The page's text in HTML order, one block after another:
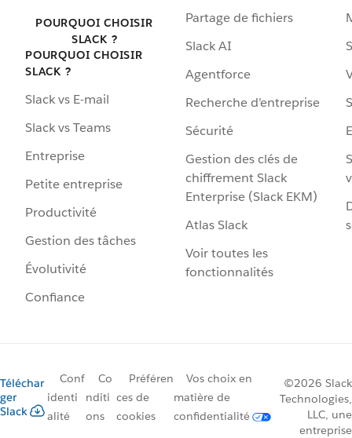
POURQUOI CHOISIR
SLACK ?
POURQUOI CHOISIR
SLACK ?
Slack vs E-mail
Slack vs Teams
Entreprise
Petite entreprise
Productivité
Gestion des tâches
Évolutivité
Confiance
Partage de fichiers
Slack AI
Agentforce
Recherche d’entreprise
Sécurité
Gestion des clés de
chiffrement Slack
Enterprise (Slack EKM)
Atlas Slack
Voir toutes les
fonctionnalités
Téléchar
ger
Slack
Conf
identi
alité
Co
nditi
ons
Préféren
ces de
cookies
Vos choix en
matière de
confidentialité
©2026 Slack
Technologies,
LLC, une
entreprise